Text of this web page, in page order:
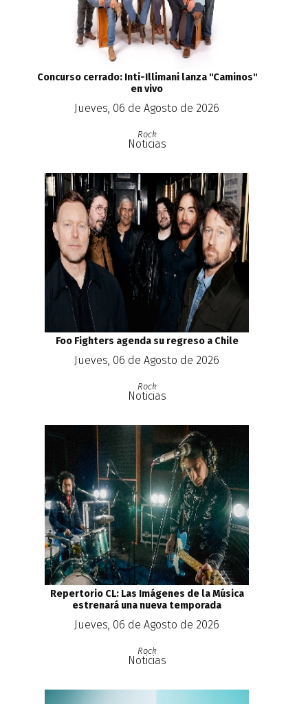
Concurso cerrado: Inti-Illimani lanza ''Caminos''
en vivo
Jueves, 06 de Agosto de 2026
Rock
Noticias
Foo Fighters agenda su regreso a Chile
Jueves, 06 de Agosto de 2026
Rock
Noticias
Repertorio CL: Las Imágenes de la Música
estrenará una nueva temporada
Jueves, 06 de Agosto de 2026
Rock
Noticias